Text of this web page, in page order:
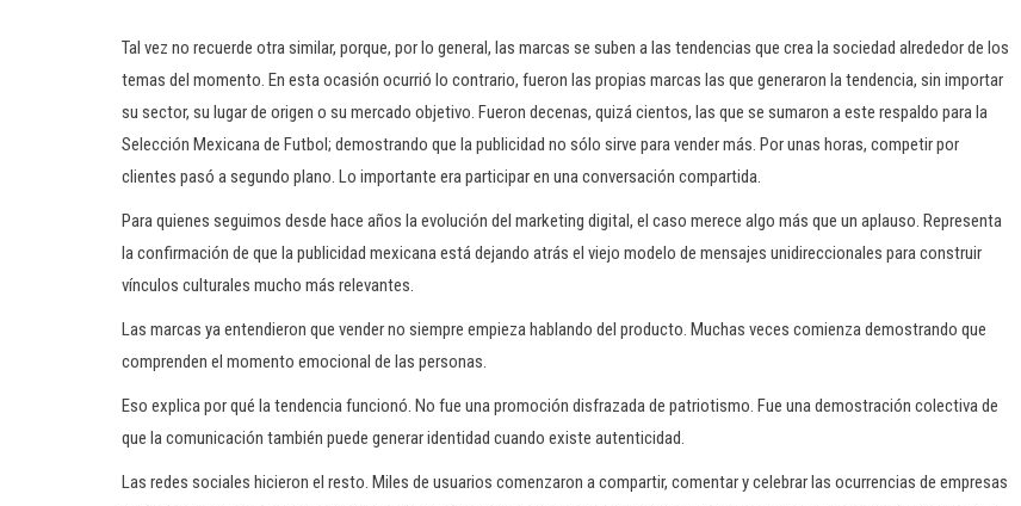
Tal vez no recuerde otra similar, porque, por lo general, las marcas se suben a las tendencias que crea la sociedad alrededor de los
temas del momento. En esta ocasión ocurrió lo contrario, fueron las propias marcas las que generaron la tendencia, sin importar
su sector, su lugar de origen o su mercado objetivo. Fueron decenas, quizá cientos, las que se sumaron a este respaldo para la
Selección Mexicana de Futbol; demostrando que la publicidad no sólo sirve para vender más. Por unas horas, competir por
clientes pasó a segundo plano. Lo importante era participar en una conversación compartida.
Para quienes seguimos desde hace años la evolución del marketing digital, el caso merece algo más que un aplauso. Representa
la confirmación de que la publicidad mexicana está dejando atrás el viejo modelo de mensajes unidireccionales para construir
vínculos culturales mucho más relevantes.
Las marcas ya entendieron que vender no siempre empieza hablando del producto. Muchas veces comienza demostrando que
comprenden el momento emocional de las personas.
Eso explica por qué la tendencia funcionó. No fue una promoción disfrazada de patriotismo. Fue una demostración colectiva de
que la comunicación también puede generar identidad cuando existe autenticidad.
Las redes sociales hicieron el resto. Miles de usuarios comenzaron a compartir, comentar y celebrar las ocurrencias de empresas